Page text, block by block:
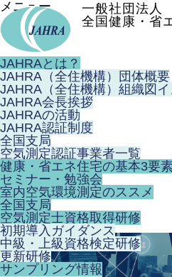
一般社団法人
全国健康・省
メニュー
JAHRAとは？
JAHRA（全住機構）団体概要
JAHRA（全住機構）組織図
JAHRA会長挨拶
JAHRAの活動
JAHRA認証制度
全国支局
空気測定認証事業者一覧
健康・省エネ住宅の基本3要
セミナー・勉強会
室内空気環境測定のススメ
全国支局
空気測定士資格取得研修
初期導入ガイダンス
中級・上級資格検定研修
更新研修
サンプリング情報